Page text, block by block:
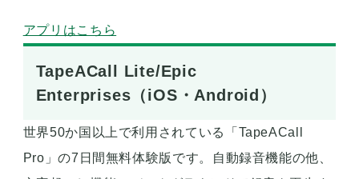
アプリはこちら
TapeACall Lite/Epic
Enterprises（iOS・Android）
世界50か国以上で利用されている「TapeACall
Pro」の7日間無料体験版です。自動録音機能の他、